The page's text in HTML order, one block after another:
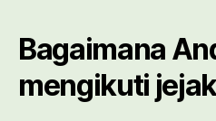
Bagaimana
mengikuti